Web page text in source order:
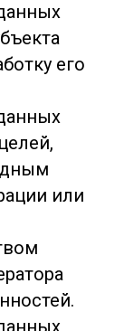
его
или